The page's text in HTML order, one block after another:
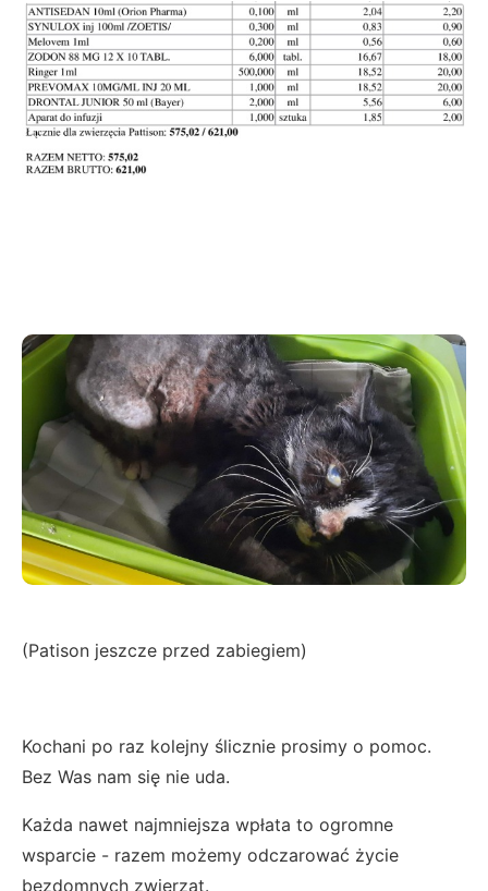
(Patison jeszcze przed zabiegiem)
Kochani po raz kolejny ślicznie prosimy o pomoc.
Bez Was nam się nie uda.
Każda nawet najmniejsza wpłata to ogromne
wsparcie - razem możemy odczarować życie
bezdomnych zwierząt.